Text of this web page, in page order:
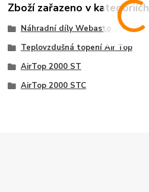
Zboží zařazeno v kategoriích
Náhradní díly Webasto
Teplovzdušná topení Air Top
AirTop 2000 ST
AirTop 2000 STC